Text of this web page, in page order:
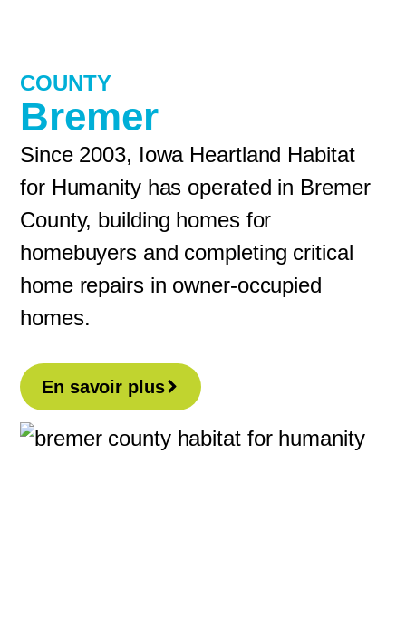
COUNTY
Bremer
Since 2003, Iowa Heartland Habitat
for Humanity has operated in Bremer
County, building homes for
homebuyers and completing critical
home repairs in owner-occupied
homes.
En savoir plus